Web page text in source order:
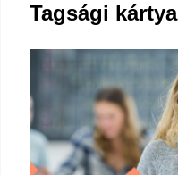
Tagsági kártya